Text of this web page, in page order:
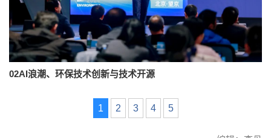
02AI浪潮、环保技术创新与技术开源
1 2 3 4 5